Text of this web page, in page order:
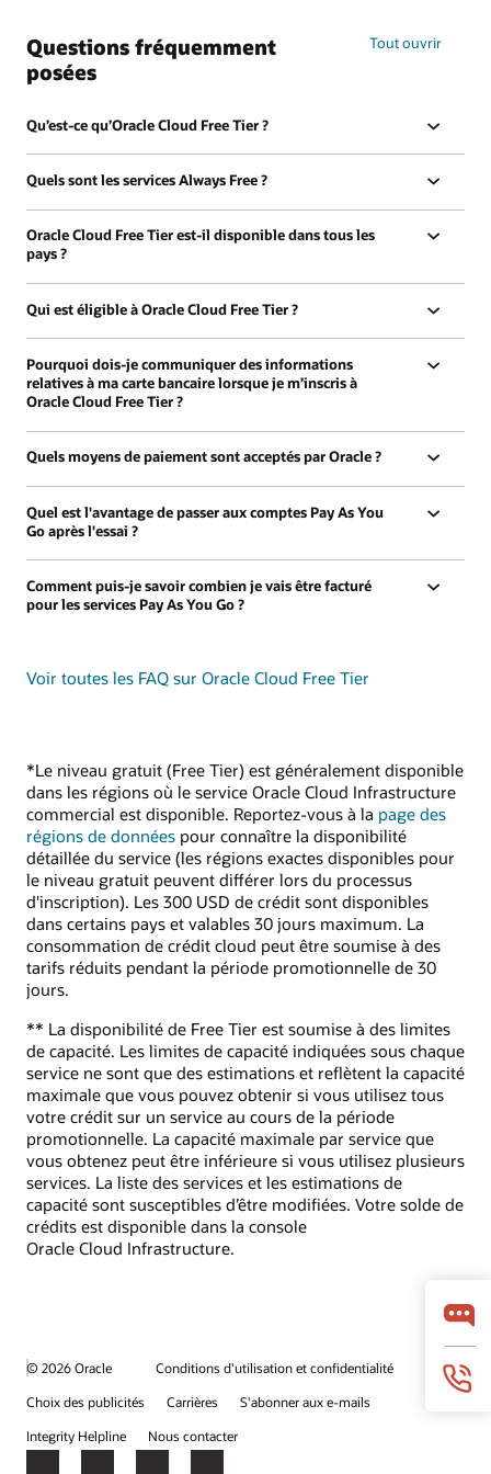
gratuites
Questions fréquemment
posées
Tout ouvrir
Qu’est-ce qu’Oracle Cloud Free Tier ?
Quels sont les services Always Free ?
Oracle Cloud Free Tier est-il disponible dans tous les
pays ?
Qui est éligible à Oracle Cloud Free Tier ?
Pourquoi dois-je communiquer des informations
relatives à ma carte bancaire lorsque je m’inscris à
Oracle Cloud Free Tier ?
Quels moyens de paiement sont acceptés par Oracle ?
Quel est l'avantage de passer aux comptes Pay As You
Go après l'essai ?
Comment puis-je savoir combien je vais être facturé
pour les services Pay As You Go ?
Voir toutes les FAQ sur Oracle Cloud Free Tier
*Le niveau gratuit (Free Tier) est généralement disponible
dans les régions où le service Oracle Cloud Infrastructure
commercial est disponible. Reportez-vous à la page des
régions de données pour connaître la disponibilité
détaillée du service (les régions exactes disponibles pour
le niveau gratuit peuvent différer lors du processus
d'inscription). Les 300 USD de crédit sont disponibles
dans certains pays et valables 30 jours maximum. La
consommation de crédit cloud peut être soumise à des
tarifs réduits pendant la période promotionnelle de 30
jours.
** La disponibilité de Free Tier est soumise à des limites
de capacité. Les limites de capacité indiquées sous chaque
service ne sont que des estimations et reflètent la capacité
maximale que vous pouvez obtenir si vous utilisez tous
votre crédit sur un service au cours de la période
promotionnelle. La capacité maximale par service que
vous obtenez peut être inférieure si vous utilisez plusieurs
services. La liste des services et les estimations de
capacité sont susceptibles d’être modifiées. Votre solde de
crédits est disponible dans la console
Oracle Cloud Infrastructure.
© 2026 Oracle
Conditions d'utilisation et confidentialité
Choix des publicités
Carrières
S'abonner aux e-mails
Integrity Helpline
Nous contacter